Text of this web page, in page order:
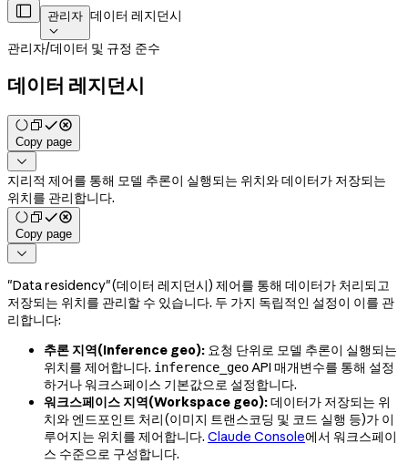
 관리자

데이터 레지던시
관리자/데이터 및 규정 준수
데이터 레지던시
Copy page

지리적 제어를 통해 모델 추론이 실행되는 위치와 데이터가 저장되는
위치를 관리합니다.
Copy page

"Data residency"(데이터 레지던시) 제어를 통해 데이터가 처리되고
저장되는 위치를 관리할 수 있습니다. 두 가지 독립적인 설정이 이를 관
리합니다:
추론 지역(Inference geo): 요청 단위로 모델 추론이 실행되는
위치를 제어합니다. inference_geoAPI 매개변수를 통해 설정
하거나 워크스페이스 기본값으로 설정합니다.
워크스페이스 지역(Workspace geo):데이터가 저장되는 위
치와 엔드포인트 처리(이미지 트랜스코딩 및 코드 실행 등)가 이
루어지는 위치를 제어합니다. Claude Console에서 워크스페이
스 수준으로 구성합니다.